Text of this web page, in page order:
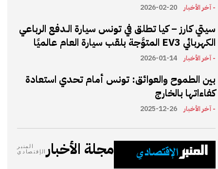
- آخر الأخبار 2026-02-20
سيتي كارز – كيا تطلق في تونس سيارة الـدفع الرباعي
الكهربائي EV3 المتوَّجة بلقب سيارة العام عالميًا
- آخر الأخبار 2026-01-14
بين الطموح والعوائق: تونس أمام تحدي استعادة
كفاءاتها بالخارج
- آخر الأخبار 2025-12-26
مجلة الأخبار
المنبر
الإقتصادي